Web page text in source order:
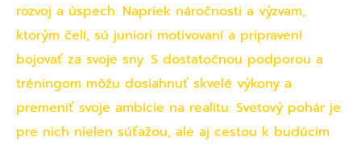
rozvoj a úspech. Napriek náročnosti a výzvam,
ktorým čelí, sú juniori motivovaní a pripravení
bojovať za svoje sny. S dostatočnou podporou a
tréningom môžu dosiahnuť skvelé výkony a
premeniť svoje ambície na realitu. Svetový pohár je
pre nich nielen súťažou, ale aj cestou k budúcim